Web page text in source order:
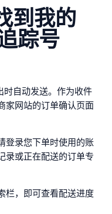
到我的
踪号
时自动发送。作为收件
家网站的订单确认页面
登录您下单时使用的账
录或正在配送的订单专
栏，即可查看配送进度